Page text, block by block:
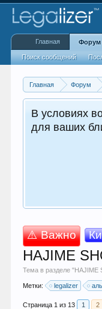
Главная Форум
В условиях
для ваших
⚠️ Важно
HAJIME
Тема в разделе "
Метки: legalizer
Страница 1 из 13 1 2
Главная Форум
Поиск сообщений